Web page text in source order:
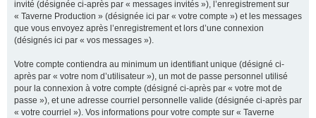
invité (désignée ci-après par « messages invités »), l’enregistrement sur
« Taverne Production » (désignée ici par « votre compte ») et les messages
que vous envoyez après l’enregistrement et lors d’une connexion
(désignés ici par « vos messages »).
Votre compte contiendra au minimum un identifiant unique (désigné ci-
après par « votre nom d’utilisateur »), un mot de passe personnel utilisé
pour la connexion à votre compte (désigné ci-après par « votre mot de
passe »), et une adresse courriel personnelle valide (désignée ci-après par
« votre courriel »). Vos informations pour votre compte sur « Taverne